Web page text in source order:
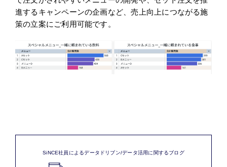
進するキャンペーンの企画など、売上向上につながる施
策の立案にご利用可能です。
SiNCE社員によるデータドリブン/データ活用に関するブログ